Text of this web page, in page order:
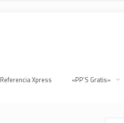
Xpress «PP’S Gratis»